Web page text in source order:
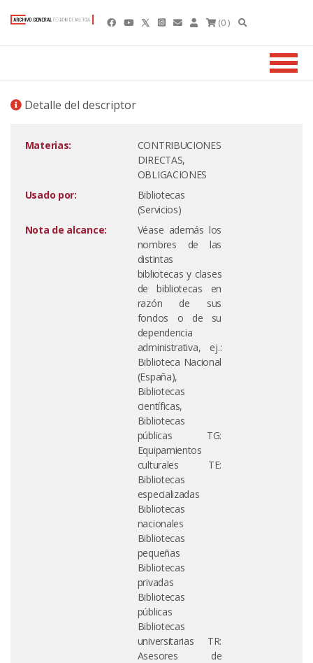
(0 )
Detalle del descriptor
Materias:
CONTRIBUCIONES
DIRECTAS,
OBLIGACIONES
Usado por:
Bibliotecas
(Servicios)
Nota de alcance:
Véase además los
nombres de las
distintas
bibliotecas y clases
de bibliotecas en
razón de sus
fondos o de su
dependencia
administrativa, ej.:
Biblioteca Nacional
(España),
Bibliotecas
científicas,
Bibliotecas
públicas TG:
Equipamientos
culturales TE:
Bibliotecas
especializadas
Bibliotecas
nacionales
Bibliotecas
pequeñas
Bibliotecas
privadas
Bibliotecas
públicas
Bibliotecas
universitarias TR:
Asesores de